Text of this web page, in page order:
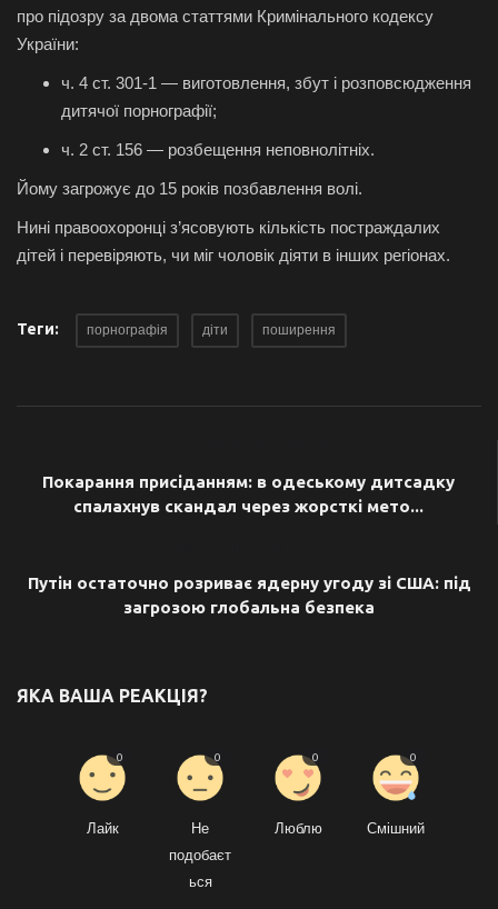
про підозру за двома статтями Кримінального кодексу
України:
ч. 4 ст. 301-1 — виготовлення, збут і розповсюдження
дитячої порнографії;
ч. 2 ст. 156 — розбещення неповнолітніх.
Йому загрожує до 15 років позбавлення волі.
Нині правоохоронці з’ясовують кількість постраждалих
дітей і перевіряють, чи міг чоловік діяти в інших регіонах.
Теги: порнографія діти поширення
Покарання присіданням: в одеському дитсадку
спалахнув скандал через жорсткі мето...
Путін остаточно розриває ядерну угоду зі США: під
загрозою глобальна безпека
ЯКА ВАША РЕАКЦІЯ?
Лайк
0
Не
подобаєт
ься
0
Люблю
0
Смішний
0